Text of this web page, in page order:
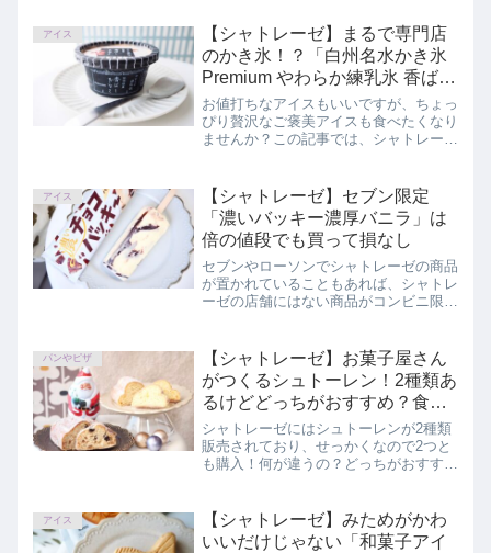
大福」を正直にレビューしています。
アイス
【シャトレーゼ】まるで専門店
のかき氷！？「白州名水かき氷
Premium やわらか練乳氷 香ばし
きなこ 北海道産あずき＆黒蜜使
用」
お値打ちなアイスもいいですが、ちょっ
ぴり贅沢なご褒美アイスも食べたくなり
ませんか？この記事では、シャトレーゼ
蜜使用」を正直にレビューしています。
アイス
【シャトレーゼ】セブン限定
「濃いバッキー濃厚バニラ」は
倍の値段でも買って損なし
セブンやローソンでシャトレーゼの商品
が置かれていることもあれば、シャトレ
ーゼの店舗にはない商品がコンビニ限定
レブンで限定販売されているチョコバッ
キー「濃いバッキー濃厚バニラ」を紹介
します。
パンやピザ
【シャトレーゼ】お菓子屋さん
がつくるシュトーレン！2種類あ
るけどどっちがおすすめ？食べ
比べレビュー
シャトレーゼにはシュトーレンが2種類
販売されており、せっかくなので2つと
も購入！何が違うの？どっちがおすす
レン」の味やコスパを食べ比べしながら
レビューしていきます。
アイス
【シャトレーゼ】みためがかわ
いいだけじゃない「和菓子アイ